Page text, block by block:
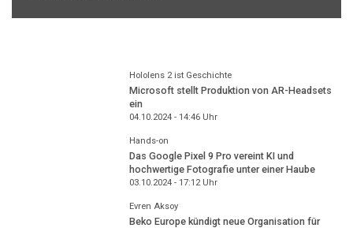
Hololens 2 ist Geschichte
Microsoft stellt Produktion von AR-Headsets
ein
04.10.2024 - 14:46Uhr
Hands-on
Das Google Pixel 9 Pro vereint KI und
hochwertige Fotografie unter einer Haube
03.10.2024 - 17:12Uhr
Evren Aksoy
Beko Europe kündigt neue Organisation für